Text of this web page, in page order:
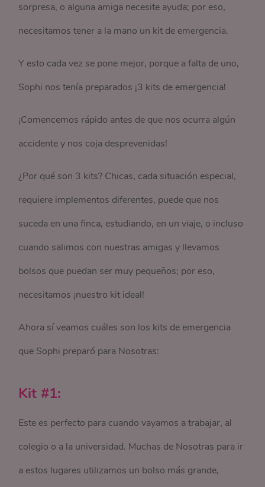
sorpresa, o alguna amiga necesite ayuda; por eso,
necesitamos tener a la mano un kit de emergencia.
Y esto cada vez se pone mejor, porque a falta de uno,
Sophi nos tenía preparados ¡3 kits de emergencia!
¡Comencemos rápido antes de que nos ocurra algún
accidente y nos coja desprevenidas!
¿Por qué son 3 kits? Chicas, cada situación especial,
requiere implementos diferentes, puede que nos
suceda en una finca, estudiando, en un viaje, o incluso
cuando salimos con nuestras amigas y llevamos
bolsos que puedan ser muy pequeños; por eso,
necesitamos ¡nuestro kit ideal!
Ahora sí veamos cuáles son los kits de emergencia
que Sophi preparó para Nosotras:
Kit #1:
Este es perfecto para cuando vayamos a trabajar, al
colegio o a la universidad. Muchas de Nosotras para ir
a estos lugares utilizamos un bolso más grande,